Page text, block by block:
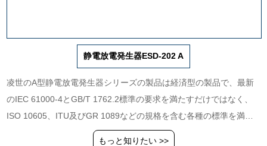
静電放電発生器ESD-202 A
凌世のA型静電放電発生器シリーズの製品は経済型の製品で、最新
のIEC 61000-4とGB/T 1762.2標準の要求を満たすだけではなく、
ISO 10605、ITU及びGR 1089などの規格を含む各種の標準を満た
して静電に対して抵抗することができます。
もっと知りたい >>